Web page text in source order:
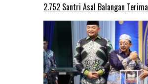
2.752 Santri Asal Balangan